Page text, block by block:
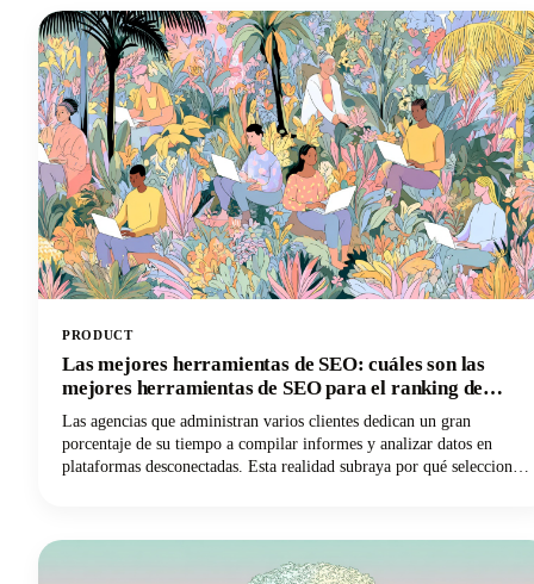
PRODUCT
Las mejores herramientas de SEO: cuáles son las
mejores herramientas de SEO para el ranking de
sitios web
Las agencias que administran varios clientes dedican un gran
porcentaje de su tiempo a compilar informes y analizar datos en
plataformas desconectadas. Esta realidad subraya por qué seleccionar